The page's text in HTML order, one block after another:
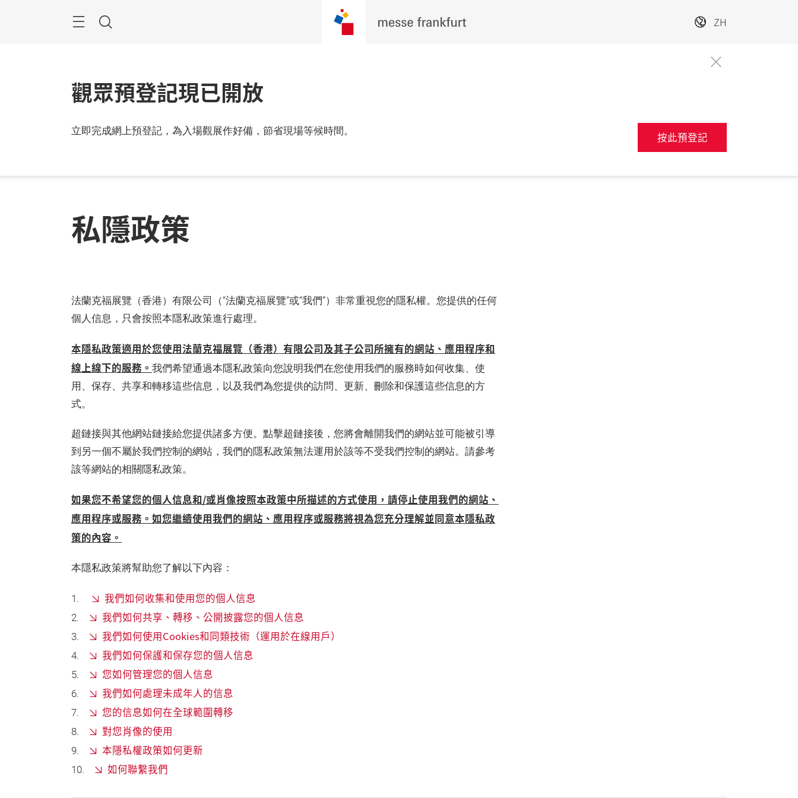
搜
ZH
觀眾預登記現已開放
立即完成網上預登記，為入場觀展作好備，節省現場等候時間。 按此預登記
私隱政策
法蘭克福展覽（香港）有限公司（“法蘭克福展覽”或“我們”）非常重視您的隱私權。您提供的任何
個人信息，只會按照本隱私政策進行處理。
本隱私政策適用於您使用法蘭克福展覽（香港）有限公司及其子公司所擁有的網站、應用程序和
線上線下的服務。 我們希望通過本隱私政策向您說明我們在您使用我們的服務時如何收集、使
用、保存、共享和轉移這些信息，以及我們為您提供的訪問、更新、刪除和保護這些信息的方
式。
超鏈接與其他網站鏈接給您提供諸多方便。點擊超鏈接後，您將會離開我們的網站並可能被引導
到另一個不屬於我們控制的網站，我們的隱私政策無法運用於該等不受我們控制的網站。請參考
該等網站的相關隱私政策。
如果您不希望您的個人信息和/或肖像按照本政策中所描述的方式使用，請停止使用我們的網站、
應用程序或服務。如您繼續使用我們的網站、應用程序或服務將視為您充分理解並同意本隱私政
策的內容。
本隱私政策將幫助您了解以下內容：
我們如何收集和使用您的個人信息
我們如何共享、轉移、公開披露您的個人信息
我們如何使用Cookies和同類技術（運用於在線用戶）
我們如何保護和保存您的個人信息
您如何管理您的個人信息
我們如何處理未成年人的信息
您的信息如何在全球範圍轉移
對您肖像的使用
本隱私權政策如何更新
如何聯繫我們